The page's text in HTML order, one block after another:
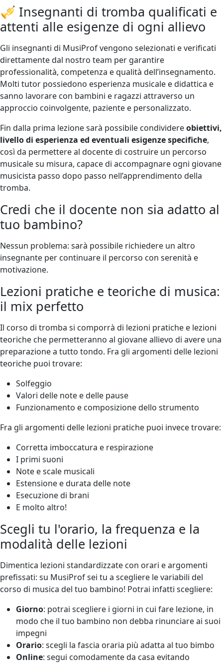
🎺 Insegnanti di tromba qualificati e
attenti alle esigenze di ogni allievo
Gli insegnanti di MusiProf vengono selezionati e verificati
direttamente dal nostro team per garantire
professionalità, competenza e qualità dell’insegnamento.
Molti tutor possiedono esperienza musicale e didattica e
sanno lavorare con bambini e ragazzi attraverso un
approccio coinvolgente, paziente e personalizzato.
Fin dalla prima lezione sarà possibile condividereobiettivi,
livello di esperienza ed eventuali esigenze specifiche,
così da permettere al docente di costruire un percorso
musicale su misura, capace di accompagnare ogni giovane
musicista passo dopo passo nell’apprendimento della
tromba.
Credi che il docente non sia adatto al
tuo bambino?
Nessun problema: sarà possibile richiedere un altro
insegnante per continuare il percorso con serenità e
motivazione.
Lezioni pratiche e teoriche di musica:
il mix perfetto
Il corso di tromba si comporrà di lezioni pratiche e lezioni
teoriche che permetteranno al giovane allievo di avere una
preparazione a tutto tondo. Fra gli argomenti delle lezioni
teoriche puoi trovare:
Solfeggio
Valori delle note e delle pause
Funzionamento e composizione dello strumento
Fra gli argomenti delle lezioni pratiche puoi invece trovare:
Corretta imboccatura e respirazione
I primi suoni
Note e scale musicali
Estensione e durata delle note
Esecuzione di brani
E molto altro!
Scegli tu l'orario, la frequenza e la
modalità delle lezioni
Dimentica lezioni standardizzate con orari e argomenti
prefissati: su MusiProf sei tu a scegliere le variabili del
corso di musica del tuo bambino! Potrai infatti scegliere:
Giorno: potrai scegliere i giorni in cui fare lezione, in
modo che il tuo bambino non debba rinunciare ai suoi
impegni
Orario: scegli la fascia oraria più adatta al tuo bimbo
Online: segui comodamente da casa evitando